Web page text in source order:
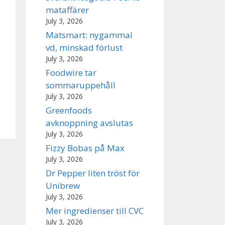
mataffärer
July 3, 2026
Matsmart: nygammal
vd, minskad förlust
July 3, 2026
Foodwire tar
sommaruppehåll
July 3, 2026
Greenfoods
avknoppning avslutas
July 3, 2026
Fizzy Bobas på Max
July 3, 2026
Dr Pepper liten tröst för
Unibrew
July 3, 2026
Mer ingredienser till CVC
July 3, 2026